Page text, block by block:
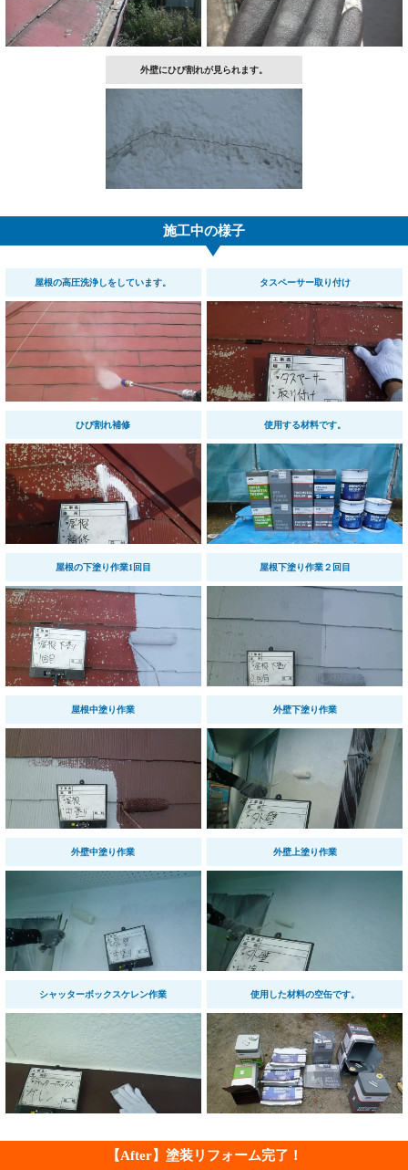
外壁にひび割れが見られます。
施工中の様子
屋根の高圧洗浄しをしています。 タスペーサー取り付け
ひび割れ補修 使用する材料です。
屋根の下塗り作業1回目 屋根下塗り作業２回目
屋根中塗り作業 外壁下塗り作業
外壁中塗り作業 外壁上塗り作業
シャッターボックスケレン作業 使用した材料の空缶です。
【After】塗装リフォーム完了！